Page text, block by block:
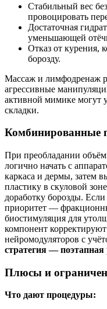
Стабильный вес
провоцировать
Достаточная
уменьшающей
Отказ от курения,
борозду.
Массаж и лимфодренаж
агрессивные
активной мимике могут
складки.
Комбинированные
При преобладании
логично начать с
каркаса и дермы, затем
пластику в скуловой
доработку борозды.
приоритет —
биостимуляция для
компонент
нейромодуляторов с
стратегия — поэтапная
Плюсы и
Что дают процедуры: